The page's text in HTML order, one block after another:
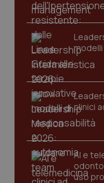
clinici
AI e
uso